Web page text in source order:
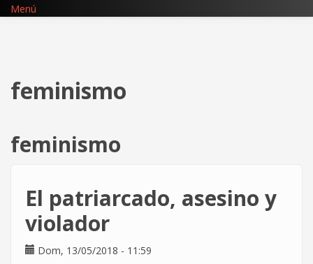
Pasar
Menú
feminismo
feminismo
El patriarcado, asesino y
violador
Dom, 13/05/2018 - 11:59